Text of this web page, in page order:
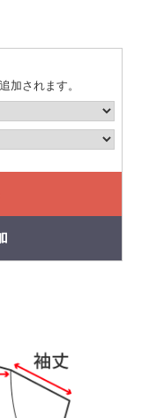
加されます。